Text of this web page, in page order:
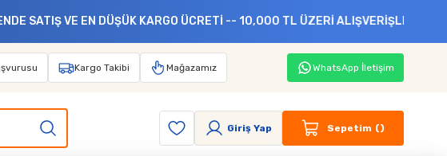
KARGO ÜCRETİ -- 10,000 TL ÜZERİ ALIŞVERİŞLERE KREDİ KARTINA 3 İLE 5
Kargo Takibi Mağazamız WhatsApp İletişim
Giriş Yap Sepetim